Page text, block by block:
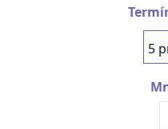
Nástěnné, stolní i roční
Tisk fotografií od 2,90
5